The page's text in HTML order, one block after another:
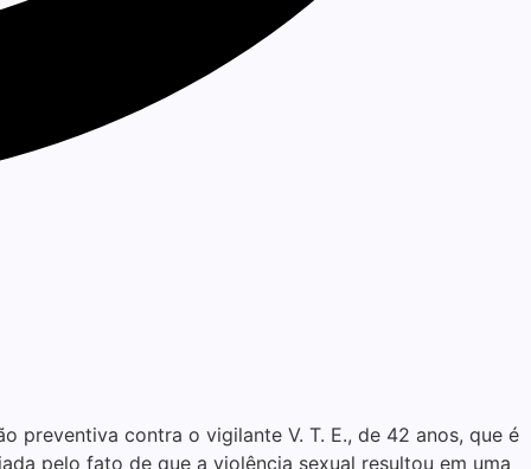
preventiva contra o vigilante V. T. E., de 42 anos, que é
pelo fato de que a violência sexual resultou em uma